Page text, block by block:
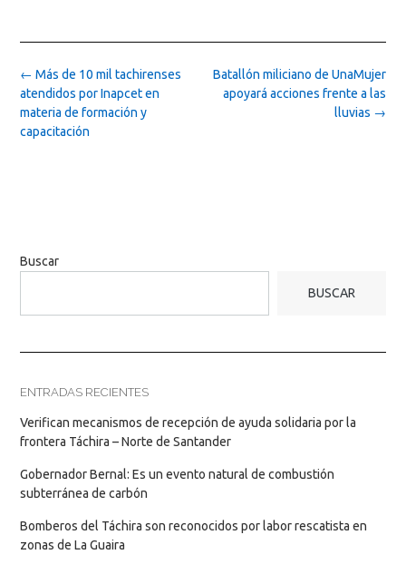
Post
navigation
Batallón miliciano de UnaMujer
apoyará acciones frente a las
lluvias →
← Más de 10 mil tachirenses
atendidos por Inapcet en
materia de formación y
capacitación
Buscar
BUSCAR
ENTRADAS RECIENTES
Verifican mecanismos de recepción de ayuda solidaria por la
frontera Táchira – Norte de Santander
Gobernador Bernal: Es un evento natural de combustión
subterránea de carbón
Bomberos del Táchira son reconocidos por labor rescatista en
zonas de La Guaira